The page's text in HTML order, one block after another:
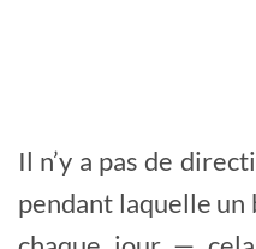
Il n’y a pas de
pendant laquelle